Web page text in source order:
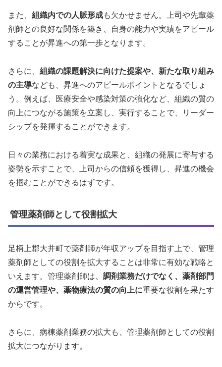
また、 組織内での人脈形成も欠かせません。上司や先輩薬
剤師との良好な関係を築き、自身の能力や実績をアピール
することが昇進への第一歩となります。
さらに、 組織の課題解決に向けた提案や、新たな取り組み
の主導なども、昇進へのアピールポイントとなるでしょ
う。例えば、医療安全や感染対策の強化など、組織の質の
向上につながる施策を立案し、実行することで、リーダー
シップを発揮することができます。
日々の業務における着実な成果と、組織の発展に寄与する
姿勢を示すことで、上司からの信頼を獲得し、昇進の機会
を掴むことができるはずです。
管理薬剤師として役割拡大
足柄上郡大井町で薬剤師が年収アップを目指す上で、管理
薬剤師としての役割を拡大することは非常に有効な戦略と
いえます。管理薬剤師は、 調剤業務だけでなく、薬剤部門
の運営管理や、薬物療法の質の向上に重要な役割を果たす
からです。
さらに、病棟薬剤業務の拡大も、管理薬剤師としての役割
拡大につながります。